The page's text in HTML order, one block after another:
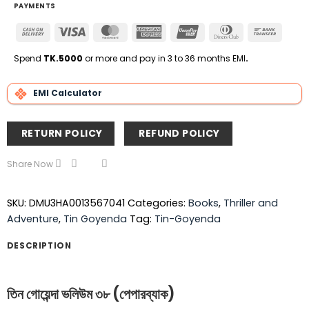
PAYMENTS
Cash
Delivery
Visa MasterCardAmerican
UnionPay
Dinners
Spend TK.5000 or more and pay in 3 to 36 months EMI.
EMI Calculator
RETURN POLICY REFUND POLICY
Share Now
SKU: DMU3HA0013567041 Categories: Books, Thriller and
Adventure, Tin Goyenda Tag: Tin-Goyenda
DESCRIPTION
তিন গোয়েন্দা ভলিউম ৩৮ (পেপারব্যাক)